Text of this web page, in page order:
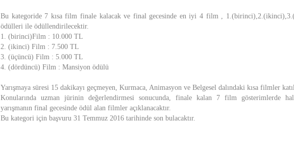
Bu kategoride 7 kısa film finale kalacak ve final gecesinde en iyi 4 film ,
ödülleri ile ödüllendirilecektir.
1. (birinci)Film : 10.000 TL
2. (ikinci) Film : 7.500 TL
3. (üçüncü) Film : 5.000 TL
4. (dördüncü) Film : Mansiyon ödülü
Yarışmaya süresi 15 dakikayı geçmeyen, Kurmaca, Animasyon ve Belgesel dalındaki kısa filmler
Konularında uzman jürinin değerlendirmesi sonucunda, finale kalan 7 film gösterimlerde
yarışmanın final gecesinde ödül alan filmler açıklanacaktır.
Bu kategori için başvuru 31 Temmuz 2016 tarihinde son bulacaktır.